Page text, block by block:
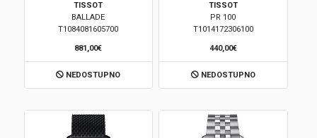
TISSOT
BALLADE
T1084081605700
881,00€
NEDOSTUPNO
TISSOT
PR 100
T1014172306100
440,00€
NEDOSTUPNO